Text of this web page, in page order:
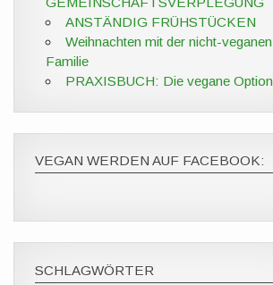
ANSTÄNDIG FRÜHSTÜCKEN
Weihnachten mit der nicht-veganen
Familie
PRAXISBUCH: Die vegane Option
VEGAN WERDEN AUF FACEBOOK:
SCHLAGWÖRTER